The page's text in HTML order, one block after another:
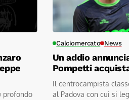
profondo
Calciomercato News
Un addio
Pompetti
Il centrocampista
al Padova con cui si